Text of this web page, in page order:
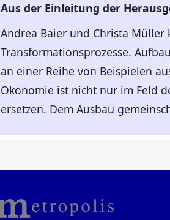
Aus der Einleitung der
Andrea Baier und Christa
Transformationsprozesse.
an einer Reihe von Beispielen
Ökonomie ist nicht nur im Feld
ersetzen. Dem Ausbau